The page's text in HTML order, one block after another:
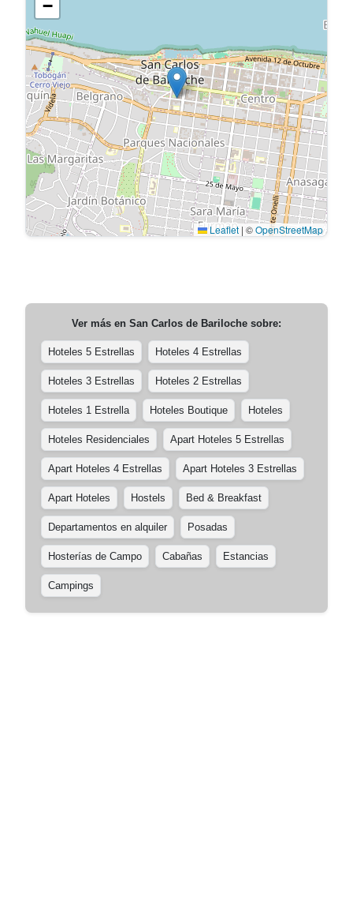
−
Leaflet | ©OpenStreetMap
Ver más en San Carlos de Bariloche sobre:
Hoteles 5 Estrellas Hoteles 4 Estrellas
Hoteles 3 Estrellas Hoteles 2 Estrellas
Hoteles 1 Estrella Hoteles Boutique Hoteles
Hoteles Residenciales Apart Hoteles 5 Estrellas
Apart Hoteles 4 Estrellas Apart Hoteles 3 Estrellas
Apart Hoteles Hostels Bed & Breakfast
Departamentos en alquiler Posadas
Hosterías de Campo Cabañas Estancias
Campings